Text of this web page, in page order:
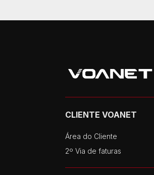
CLIENTE VOANET
Área do Cliente
2º Via de faturas